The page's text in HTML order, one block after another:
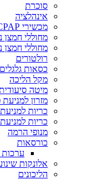
סוכרת
אינהלציה
מכשירי BPAP/CPAP
מחוללי חמצן
מחוללי חמצן
רולטורים
כסאות גלגלים
מקל הליכה
מיטה
מזרון
כריות
כריות
מנופי הרמה
כורסאות
ערכות
אלונקות
הליכונים